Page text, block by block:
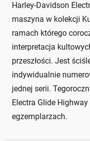
Harley-Davidson
maszyna w kolekcji
ramach którego
interpretacja
przeszłości. Jest
indywidualnie
jednej serii.
Electra Glide
egzemplarzach.